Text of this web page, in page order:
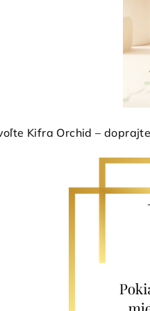
Kifra Orchid –